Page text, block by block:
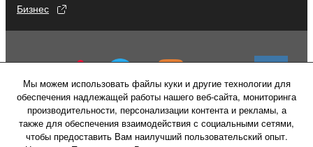
Бизнес
Мы можем использовать файлы куки и другие технологии для
обеспечения надлежащей работы нашего веб-сайта, мониторинга
производительности, персонализации контента и рекламы, а
также для обеспечения взаимодействия с социальными сетями,
чтобы предоставить Вам наилучший пользовательский опыт.